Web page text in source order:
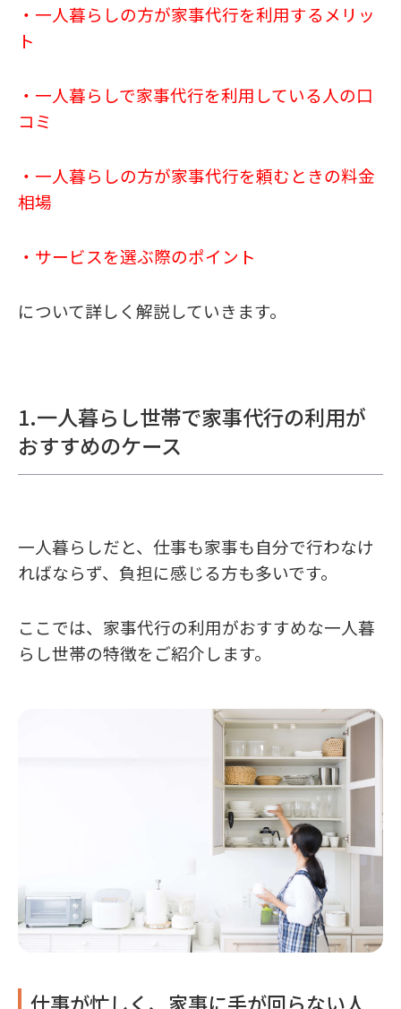
・一人暮らしの方が家事代行を利用するメリッ
ト
・一人暮らしで家事代行を利用している人の口
コミ
・一人暮らしの方が家事代行を頼むときの料金
相場
・サービスを選ぶ際のポイント
について詳しく解説していきます。
1.一人暮らし世帯で家事代行の利用が
おすすめのケース
一人暮らしだと、仕事も家事も自分で行わなけ
ればならず、負担に感じる方も多いです。
ここでは、家事代行の利用がおすすめな一人暮
らし世帯の特徴をご紹介します。
仕事が忙しく、家事に手が回らない人